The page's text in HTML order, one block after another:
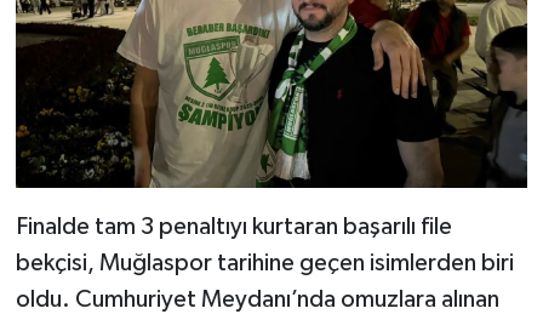
Finalde tam 3 penaltıyı kurtaran başarılı file
bekçisi, Muğlaspor tarihine geçen isimlerden biri
oldu. Cumhuriyet Meydanı’nda omuzlara alınan